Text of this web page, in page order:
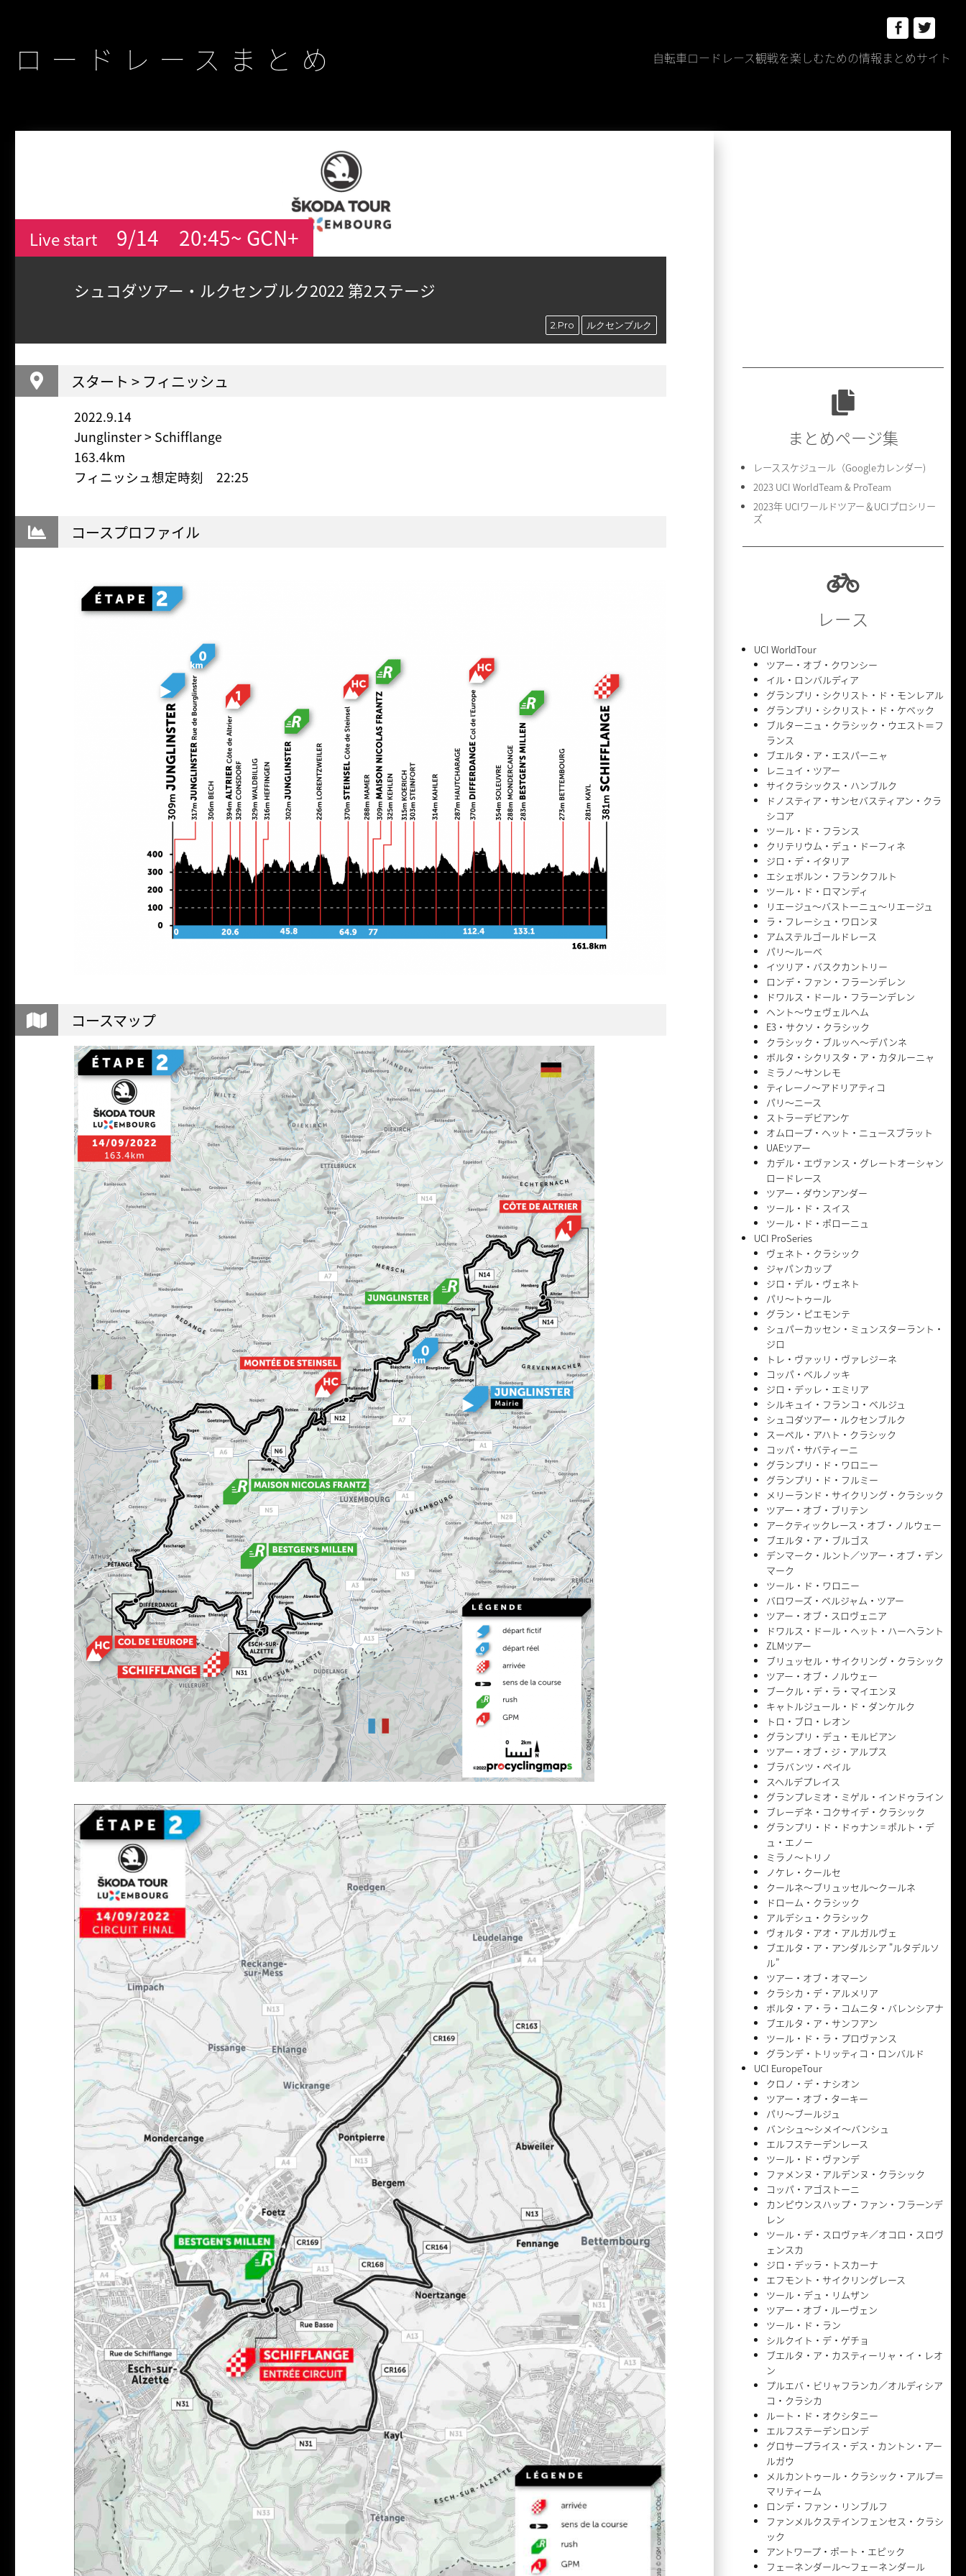
ロードレースまとめ 自転車ロードレース観戦を楽しむための情報まとめサイト
Facebook
Live start 9/14 20:45~ GCN+
シュコダツアー・ルクセンブルク2022 第2ステージ
2.Pro ルクセンブルク
スタート > フィニッシュ
2022.9.14
Junglinster > Schifflange
163.4km
フィニッシュ想定時刻 22:25
コースプロファイル
コースマップ
まとめページ集
レーススケジュール（Googleカレンダー)
2023 UCI WorldTeam & ProTeam
2023年 UCIワールドツアー＆UCIプロシリー
ズ
レース
UCI WorldTour
ツアー・オブ・クワンシー
イル・ロンバルディア
グランプリ・シクリスト・ド・モンレアル
グランプリ・シクリスト・ド・ケベック
ブルターニュ・クラシック・ウエスト＝フ
ランス
ブエルタ・ア・エスパーニャ
レニュイ・ツアー
サイクラシックス・ハンブルク
ドノスティア・サンセバスティアン・クラ
シコア
ツール・ド・フランス
クリテリウム・デュ・ドーフィネ
ジロ・デ・イタリア
エシェボルン・フランクフルト
ツール・ド・ロマンディ
リエージュ〜バストーニュ〜リエージュ
ラ・フレーシュ・ワロンヌ
アムステルゴールドレース
パリ〜ルーベ
イツリア・バスクカントリー
ロンデ・ファン・フラーンデレン
ドワルス・ドール・フラーンデレン
ヘント〜ウェヴェルヘム
E3・サクソ・クラシック
クラシック・ブルッヘ〜デパンネ
ボルタ・シクリスタ・ア・カタルーニャ
ミラノ〜サンレモ
ティレーノ〜アドリアティコ
パリ〜ニース
ストラーデビアンケ
オムロープ・ヘット・ニュースブラット
UAEツアー
カデル・エヴァンス・グレートオーシャン
ロードレース
ツアー・ダウンアンダー
ツール・ド・スイス
ツール・ド・ポローニュ
UCI ProSeries
ヴェネト・クラシック
ジャパンカップ
ジロ・デル・ヴェネト
パリ〜トゥール
グラン・ピエモンテ
シュパーカッセン・ミュンスターラント・
ジロ
トレ・ヴァッリ・ヴァレジーネ
コッパ・ベルノッキ
ジロ・デッレ・エミリア
シルキュイ・フランコ・ベルジュ
シュコダツアー・ルクセンブルク
スーペル・アハト・クラシック
コッパ・サバティーニ
グランプリ・ド・ワロニー
グランプリ・ド・フルミー
メリーランド・サイクリング・クラシック
ツアー・オブ・ブリテン
アークティックレース・オブ・ノルウェー
ブエルタ・ア・ブルゴス
デンマーク・ルント／ツアー・オブ・デン
マーク
ツール・ド・ワロニー
バロワーズ・ベルジャム・ツアー
ツアー・オブ・スロヴェニア
ドワルス・ドール・ヘット・ハーヘラント
ZLMツアー
ブリュッセル・サイクリング・クラシック
ツアー・オブ・ノルウェー
ブークル・デ・ラ・マイエンヌ
キャトルジュール・ド・ダンケルク
トロ・ブロ・レオン
グランプリ・デュ・モルビアン
ツアー・オブ・ジ・アルプス
ブラバンツ・ペイル
スヘルデプレイス
グランプレミオ・ミゲル・インドゥライン
ブレーデネ・コクサイデ・クラシック
グランプリ・ド・ドゥナン = ポルト・デ
ュ・エノー
ミラノ〜トリノ
ノケレ・クールセ
クールネ〜ブリュッセル〜クールネ
ドローム・クラシック
アルデシュ・クラシック
ヴォルタ・アオ・アルガルヴェ
ブエルタ・ア・アンダルシア "ルタデルソ
ル”
ツアー・オブ・オマーン
クラシカ・デ・アルメリア
ボルタ・ア・ラ・コムニタ・バレンシアナ
ブエルタ・ア・サンフアン
ツール・ド・ラ・プロヴァンス
グランデ・トリッティコ・ロンバルド
UCI EuropeTour
クロノ・デ・ナシオン
ツアー・オブ・ターキー
パリ〜ブールジュ
バンシュ〜シメイ〜バンシュ
エルフステーデンレース
ツール・ド・ヴァンデ
ファメンヌ・アルデンヌ・クラシック
コッパ・アゴストーニ
カンピウンスハップ・ファン・フラーンデ
レン
ツール・デ・スロヴァキ／オコロ・スロヴ
ェンスカ
ジロ・デッラ・トスカーナ
エフモント・サイクリングレース
ツール・デュ・リムザン
ツアー・オブ・ルーヴェン
ツール・ド・ラン
シルクイト・デ・ゲチョ
ブエルタ・ア・カスティーリャ・イ・レオ
ン
プルエバ・ビリャフランカ／オルディシア
コ・クラシカ
ルート・ド・オクシタニー
エルフステーデンロンデ
グロサープライス・デス・カントン・アー
ルガウ
メルカントゥール・クラシック・アルプ＝
マリティーム
ロンデ・ファン・リンブルフ
ファンメルクステインフェンセス・クラシ
ック
アントワープ・ポート・エピック
フェーネンダール〜フェーネンダール